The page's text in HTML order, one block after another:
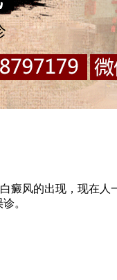
风的出现，现在人
。